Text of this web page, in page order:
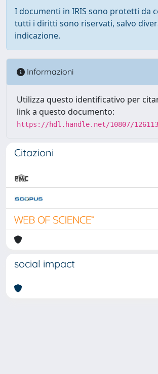
I documenti in IRIS sono protetti da
tutti i diritti sono riservati, salvo
indicazione.
Informazioni
Utilizza questo identificativo per
link a questo documento:
https://hdl.handle.net/10807/126113
Citazioni
social impact